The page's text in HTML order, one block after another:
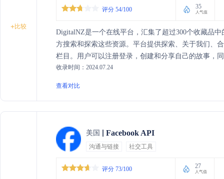
+比较
评分 54/100 35
人气值
DigitalNZ是一个在线平台，汇集了超过300个收藏品
方搜索和探索这些资源。平台提供探索、关于我们、
栏目。用户可以注册登录，创建和分享自己的故事，
来创造新的应用和网站。
收录时间：2024.07.24
查看对比
美国 Facebook API
沟通与链接 社交工具
评分 73/100 27
人气值